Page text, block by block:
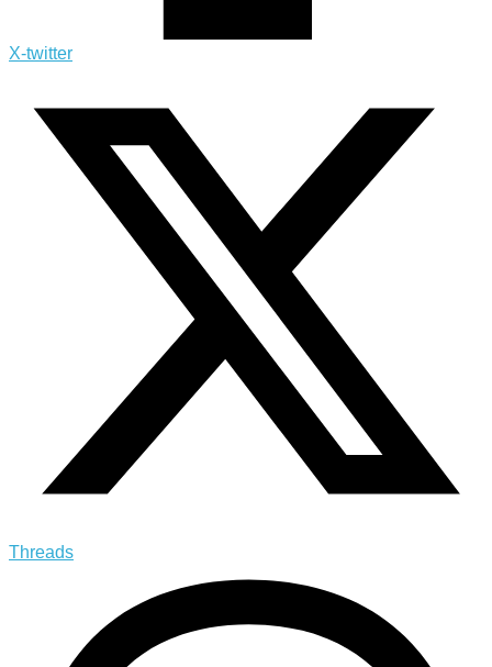
X-twitter
Threads